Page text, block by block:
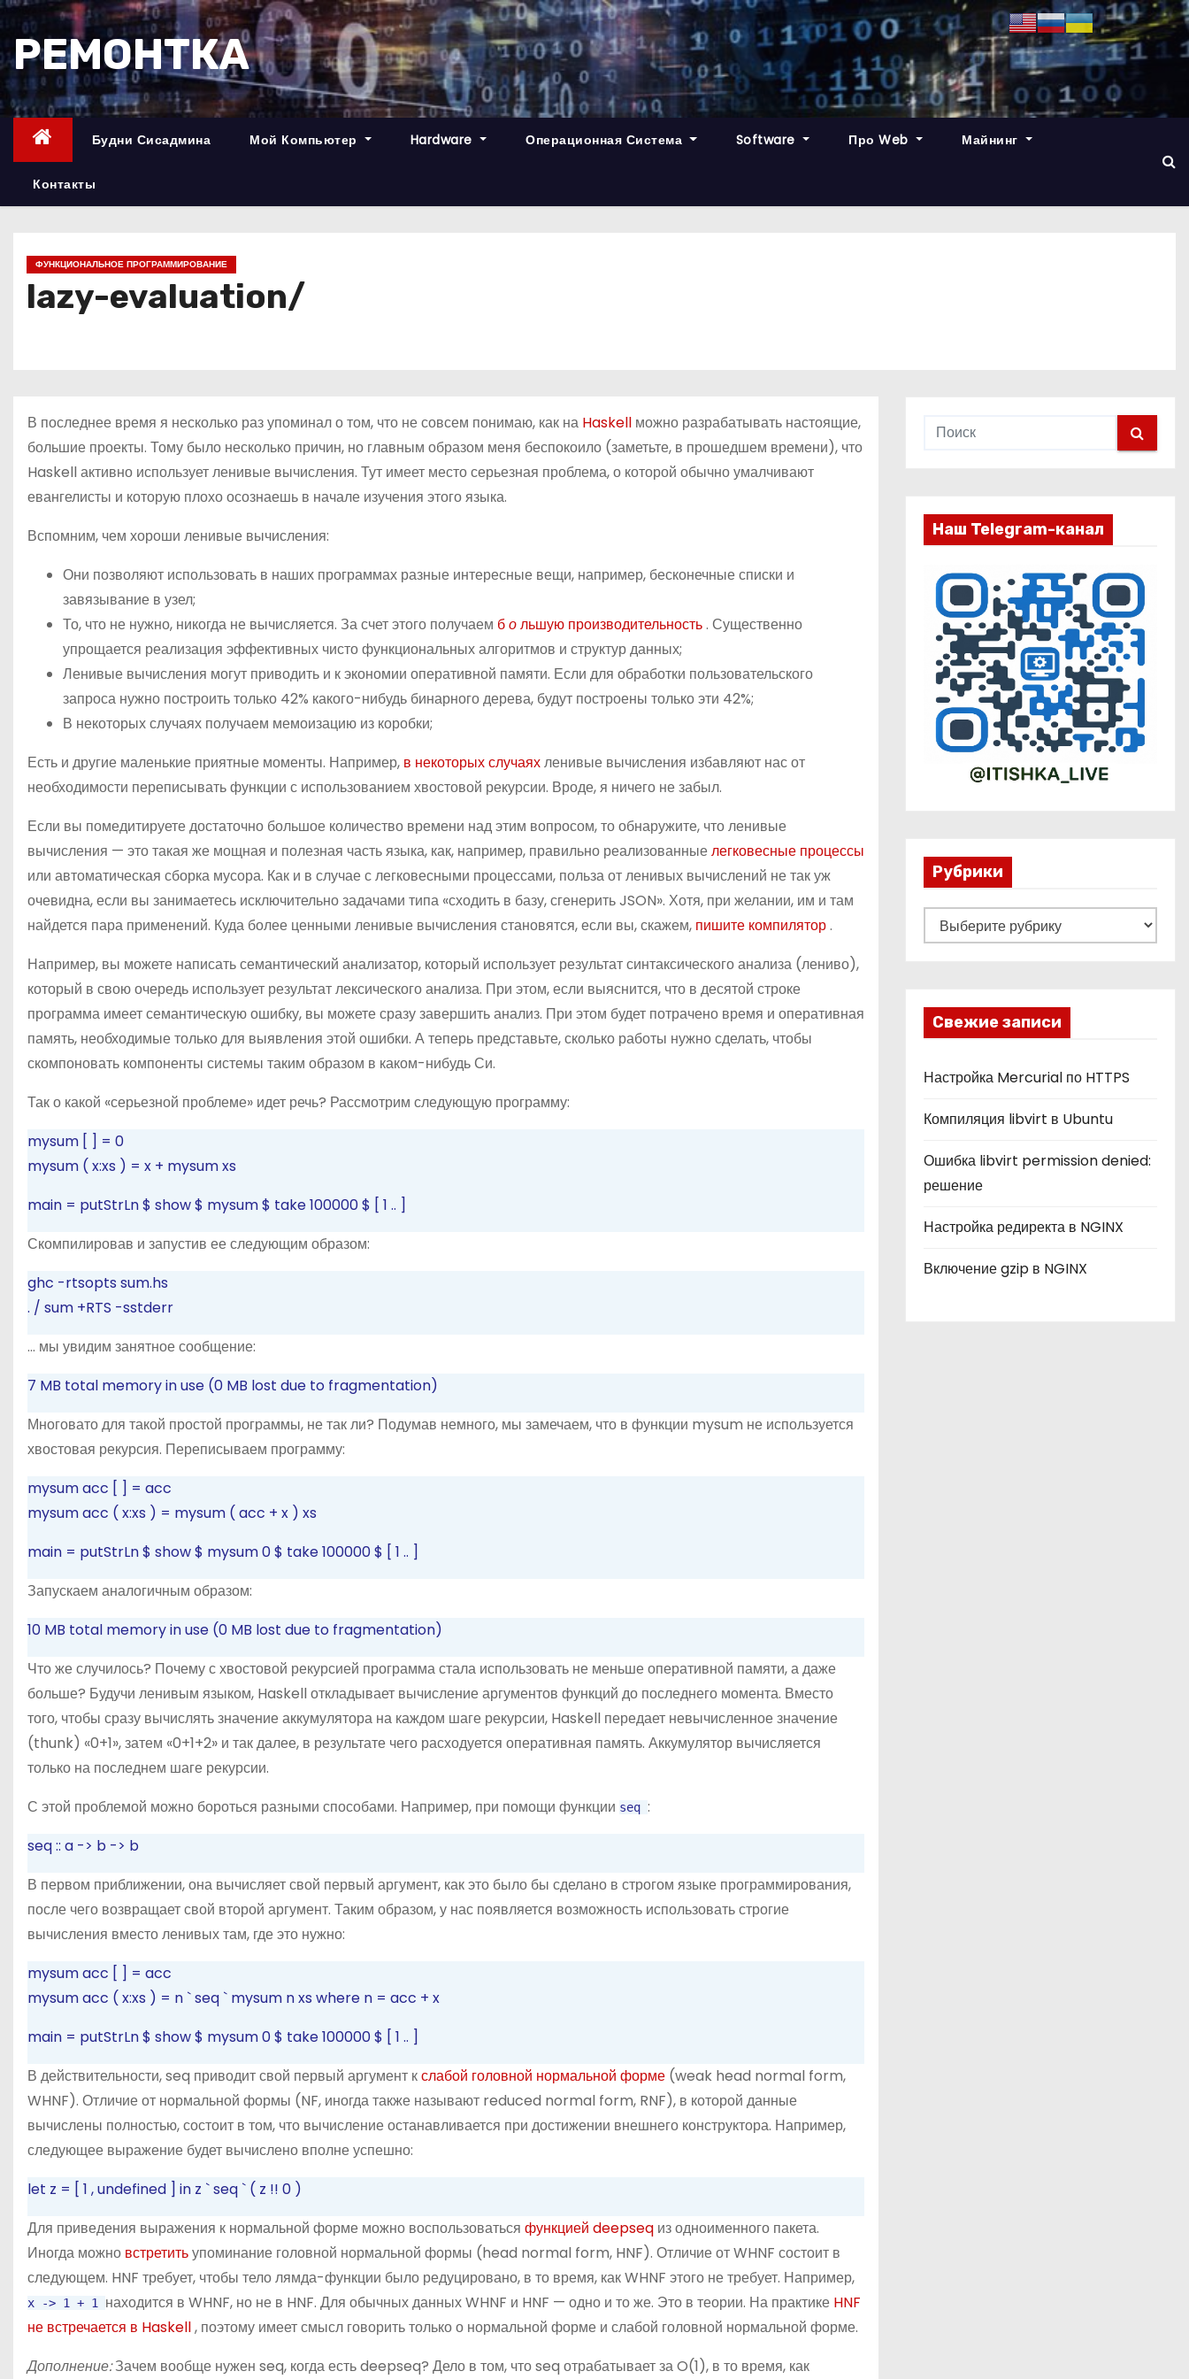
П
р
е
й
с
РЕМОНТКА
Будни Сисадмина Мой Компьютер Hardware Операционная Система Software Про Web Майнинг
Контакты
ФУНКЦИОНАЛЬНОЕ ПРОГРАММИРОВАНИЕ
lazy-evaluation/
В последнее время я несколько раз упоминал о том, что не совсем понимаю, как на Haskell можно разрабатывать настоящие,
большие проекты. Тому было несколько причин, но главным образом меня беспокоило (заметьте, в прошедшем времени), что
Haskell активно использует ленивые вычисления. Тут имеет место серьезная проблема,о которой обычно умалчивают
евангелисты и которую плохо осознаешь в начале изучения этого языка.
Вспомним, чем хороши ленивые вычисления:
Они позволяют использовать в наших программах разные интересные вещи, например, бесконечные списки и
завязывание в узел;
То, что не нужно, никогда не вычисляется. За счет этого получаем большую производительность. Существенно
упрощается реализация эффективных чисто функциональных алгоритмов и структур данных;
Ленивые вычисления могут приводить и к экономии оперативной памяти. Если для обработки пользовательского
запроса нужно построить только 42% какого-нибудь бинарного дерева, будут построены только эти 42%;
В некоторых случаях получаем мемоизацию из коробки;
Есть и другие маленькие приятные моменты. Например, в некоторых случаяхленивые вычисления избавляют нас от
необходимости переписывать функции с использованием хвостовой рекурсии. Вроде, я ничего не забыл.
Если вы помедитируете достаточно большое количество времени над этим вопросом, то обнаружите, что ленивые
вычисления — это такая же мощная и полезная часть языка, как, например, правильно реализованныелегковесные процессы
или автоматическая сборка мусора. Как и в случае с легковесными процессами, польза от ленивых вычислений не так уж
очевидна, если вы занимаетесь исключительно задачами типа «сходить в базу, сгенерить JSON». Хотя, при желании, им и там
найдется пара применений. Куда более ценными ленивые вычисления становятся, если вы, скажем, пишите компилятор.
Например, вы можете написать семантический анализатор, который использует результат синтаксического анализа (лениво),
который в свою очередь использует результат лексического анализа. При этом, если выяснится, что в десятой строке
программа имеет семантическую ошибку, вы можете сразу завершить анализ. При этом будет потрачено время и оперативная
память, необходимые только для выявления этой ошибки. А теперь представьте, сколько работы нужно сделать, чтобы
скомпоновать компоненты системы таким образом в каком-нибудь Си.
Так о какой «серьезной проблеме» идет речь? Рассмотрим следующую программу:
mysum [ ] = 0
mysum ( x:xs ) = x + mysum xs
main = putStrLn$ show$ mysum$ take100000$ [ 1 .. ]
Скомпилировав и запустив ее следующим образом:
ghc -rtsopts sum.hs
. / sum +RTS -sstderr
… мы увидим занятное сообщение:
7 MB total memory in use (0 MB lost due to fragmentation)
Многовато для такой простой программы, не так ли? Подумав немного, мы замечаем, что в функции mysum не используется
хвостовая рекурсия. Переписываем программу:
mysum acc [ ] = acc
mysum acc ( x:xs ) = mysum ( acc + x ) xs
main = putStrLn$ show$ mysum0$ take100000$ [ 1 .. ]
Запускаем аналогичным образом:
10 MB total memory in use (0 MB lost due to fragmentation)
Что же случилось? Почему с хвостовой рекурсией программа стала использовать не меньше оперативной памяти, а даже
больше? Будучи ленивым языком, Haskell откладывает вычисление аргументов функций до последнего момента. Вместо
того, чтобы сразу вычислять значение аккумулятора на каждом шаге рекурсии, Haskell передает невычисленное значение
(thunk) «0+1», затем «0+1+2» и так далее, в результате чего расходуется оперативная память. Аккумулятор вычисляется
только на последнем шаге рекурсии.
С этой проблемой можно бороться разными способами. Например, при помощи функции seq :
seq:: a -> b -> b
В первом приближении, она вычисляет свой первый аргумент, как это было бы сделано в строгом языке программирования,
после чего возвращает свой второй аргумент. Таким образом, у нас появляется возможность использовать строгие
вычисления вместо ленивых там, где это нужно:
mysum acc [ ] = acc
mysum acc ( x:xs ) = n `seq ` mysum n xs where n = acc + x
main = putStrLn$ show$ mysum0$ take100000$ [ 1 .. ]
В действительности, seq приводит свой первый аргумент кслабой головной нормальной форме (weak head normal form,
WHNF). Отличие от нормальной формы (NF, иногда также называют reduced normal form, RNF), в которой данные
вычислены полностью, состоит в том, что вычисление останавливается при достижении внешнего конструктора. Например,
следующее выражение будет вычислено вполне успешно:
let z = [ 1 ,undefined ] in z `seq ` ( z !! 0 )
Для приведения выражения к нормальной форме можно воспользоваться функцией deepseq из одноименного пакета.
Иногда можно встретитьупоминание головной нормальной формы (head normal form, HNF). Отличие от WHNF состоит в
следующем. HNF требует, чтобы тело лямда-функции было редуцировано, в то время, как WHNF этого не требует. Например,
x -> 1 + 1 находится в WHNF, но не в HNF. Для обычных данных WHNF и HNF — одно и то же. Это в теории. На практике HNF
не встречается в Haskell, поэтому имеет смысл говорить только о нормальной форме и слабой головной нормальной форме.
Дополнение:Зачем вообще нужен seq, когда есть deepseq? Дело в том, что seq отрабатывает за O(1), в то время, как
Наш Telegram-канал
Рубрики
у
к
и
Свежие записи
Настройка Mercurial по HTTPS
Компиляция libvirt в Ubuntu
Ошибка libvirt permission denied:
решение
Настройка редиректа в NGINX
Включение gzip в NGINX